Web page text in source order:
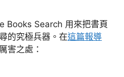
Books Search 用來把書頁
的究極兵器。在這篇報導
害之處：